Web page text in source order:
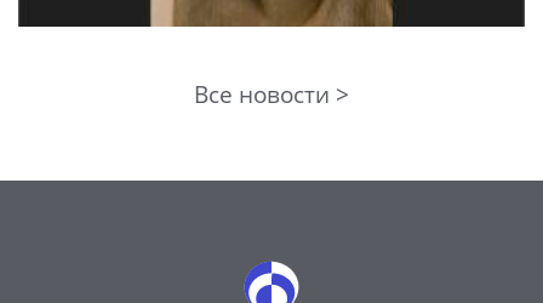
Все новости >